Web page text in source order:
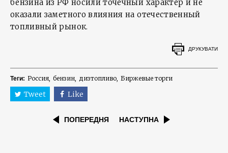
бензина из РФ носили точечный характер и не
оказали заметного влияния на отечественный
топливный рынок.
ДРУКУВАТИ
Теги: Россия бензин дизтопливо Биржевые торги
Tweet Like
ПОПЕРЕДНЯ НАСТУПНА